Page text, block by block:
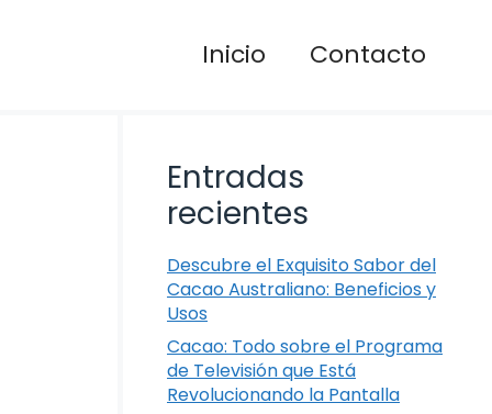
Inicio Contacto
Entradas
recientes
Descubre el Exquisito Sabor del
Cacao Australiano: Beneficios y
Usos
Cacao: Todo sobre el Programa
de Televisión que Está
Revolucionando la Pantalla